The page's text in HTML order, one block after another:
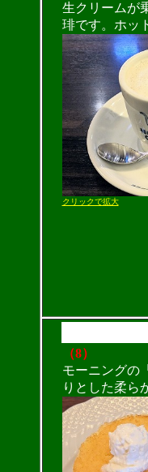
生クリームが
琲です。ホッ
クリックで拡大
（8）
モーニングの
りとした柔ら